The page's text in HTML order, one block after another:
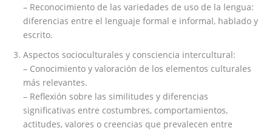
– Reconocimiento de las variedades de uso de la lengua:
diferencias entre el lenguaje formal e informal, hablado y
escrito.
Aspectos socioculturales y consciencia intercultural:
– Conocimiento y valoración de los elementos culturales
más relevantes.
– Reflexión sobre las similitudes y diferencias
significativas entre costumbres, comportamientos,
actitudes, valores o creencias que prevalecen entre